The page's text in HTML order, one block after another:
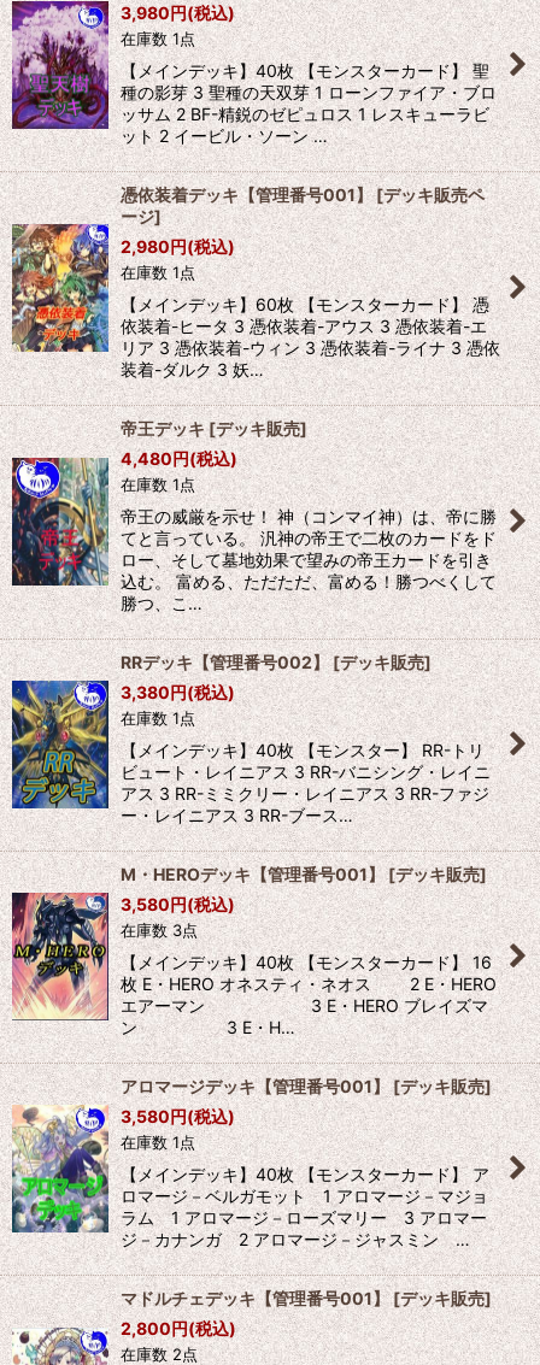
3,980円(税込)
在庫数 1点
【メインデッキ】40枚 【モンスターカード】 聖
種の影芽 3 聖種の天双芽 1 ローンファイア・ブロ
ッサム 2 BF-精鋭のゼピュロス 1 レスキューラビ
ット 2 イービル・ソーン …
憑依装着デッキ【管理番号001】 [デッキ販売ペ
ージ]
2,980円(税込)
在庫数 1点
【メインデッキ】60枚 【モンスターカード】 憑
依装着-ヒータ 3 憑依装着-アウス 3 憑依装着-エ
リア 3 憑依装着-ウィン 3 憑依装着-ライナ 3 憑依
装着-ダルク 3 妖…
帝王デッキ [デッキ販売]
4,480円(税込)
在庫数 1点
帝王の威厳を示せ！ 神（コンマイ神）は、帝に勝
てと言っている。 汎神の帝王で二枚のカードをド
ロー、そして墓地効果で望みの帝王カードを引き
込む。 富める、ただただ、富める！勝つべくして
勝つ、こ…
RRデッキ【管理番号002】 [デッキ販売]
3,380円(税込)
在庫数 1点
【メインデッキ】40枚 【モンスター】 RR-トリ
ビュート・レイニアス 3 RR-バニシング・レイニ
アス 3 RR-ミミクリー・レイニアス 3 RR-ファジ
ー・レイニアス 3 RR-ブース…
M・HEROデッキ【管理番号001】 [デッキ販売]
3,580円(税込)
在庫数 3点
【メインデッキ】40枚 【モンスターカード】 16
枚 E・HERO オネスティ・ネオス 2 E・HERO
エアーマン 3 E・HERO ブレイズマ
ン 3 E・H…
アロマージデッキ【管理番号001】[デッキ販売]
3,580円(税込)
在庫数 1点
【メインデッキ】40枚 【モンスターカード】 ア
ロマージ－ベルガモット 1 アロマージ－マジョ
ラム 1 アロマージ－ローズマリー 3 アロマー
ジ－カナンガ 2 アロマージ－ジャスミン …
マドルチェデッキ【管理番号001】[デッキ販売]
2,800円(税込)
在庫数 2点